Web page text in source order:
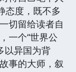
态度，既不多
切留给读者自
一个“世界公
以异国为背
事的大师，叙